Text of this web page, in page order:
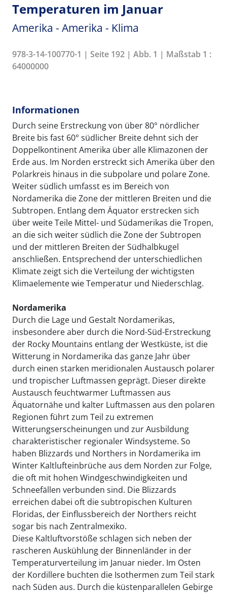
Temperaturen im Januar
Amerika - Amerika - Klima
978-3-14-100770-1 | Seite 192 | Abb. 1 | Maßstab 1 :
64000000
Informationen
Durch seine Erstreckung von über 80° nördlicher
Breite bis fast 60° südlicher Breite dehnt sich der
Doppelkontinent Amerika über alle Klimazonen der
Erde aus. Im Norden erstreckt sich Amerika über den
Polarkreis hinaus in die subpolare und polare Zone.
Weiter südlich umfasst es im Bereich von
Nordamerika die Zone der mittleren Breiten und die
Subtropen. Entlang dem Äquator erstrecken sich
über weite Teile Mittel- und Südamerikas die Tropen,
an die sich weiter südlich die Zone der Subtropen
und der mittleren Breiten der Südhalbkugel
anschließen. Entsprechend der unterschiedlichen
Klimate zeigt sich die Verteilung der wichtigsten
Klimaelemente wie Temperatur und Niederschlag.
Nordamerika
Durch die Lage und Gestalt Nordamerikas,
insbesondere aber durch die Nord-Süd-Erstreckung
der Rocky Mountains entlang der Westküste, ist die
Witterung in Nordamerika das ganze Jahr über
durch einen starken meridionalen Austausch polarer
und tropischer Luftmassen geprägt. Dieser direkte
Austausch feuchtwarmer Luftmassen aus
Äquatornähe und kalter Luftmassen aus den polaren
Regionen führt zum Teil zu extremen
Witterungserscheinungen und zur Ausbildung
charakteristischer regionaler Windsysteme. So
haben Blizzards und Northers in Nordamerika im
Winter Kaltlufteinbrüche aus dem Norden zur Folge,
die oft mit hohen Windgeschwindigkeiten und
Schneefällen verbunden sind. Die Blizzards
erreichen dabei oft die subtropischen Kulturen
Floridas, der Einflussbereich der Northers reicht
sogar bis nach Zentralmexiko.
Diese Kaltluftvorstöße schlagen sich neben der
rascheren Auskühlung der Binnenländer in der
Temperaturverteilung im Januar nieder. Im Osten
der Kordillere buchten die Isothermen zum Teil stark
nach Süden aus. Durch die küstenparallelen Gebirge